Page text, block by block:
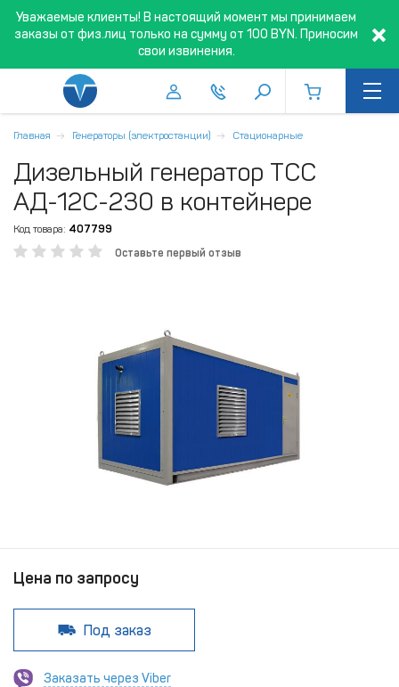
Уважаемые клиенты! В настоящий момент мы принимаем
заказы от физ.лиц только на сумму от 100 BYN. Приносим
свои извинения.
Главная Генераторы (электростанции) Стационарные
Дизельный генератор ТСС
АД-12С-230 в контейнере
Код товара: 407799
Оставьте первый отзыв
Цена по запросу
Под заказ
Заказать через Viber